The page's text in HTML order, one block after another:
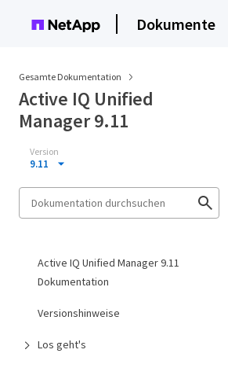
Dokumente
Gesamte Dokumentation
Active IQ Unified
Manager 9.11
Version
9.11
Active IQ Unified Manager 9.11
Dokumentation
Versionshinweise
Los geht's